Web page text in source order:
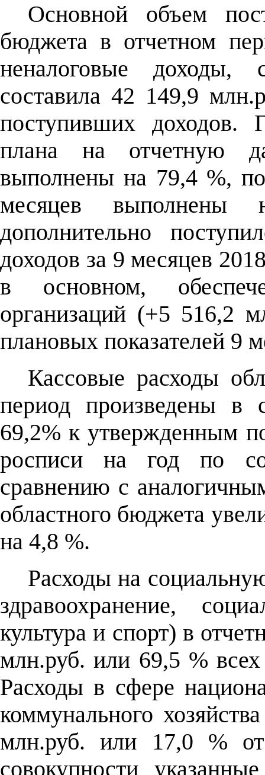
Основной объем
бюджета в отчетном
неналоговые доходы,
составила 42 149,9
поступивших доходов.
плана на отчетную
выполнены на 79,4 %,
месяцев выполнены
дополнительно
доходов за 9 месяцев
в основном,
организаций (+5 516,2
плановых показателей 9
Кассовые расходы
период произведены
69,2% к утвержденным
росписи на год по
сравнению с
областного бюджета
на 4,8 %.
Расходы на
здравоохранение,
культура и спорт) в
млн.руб. или 69,5 %
Расходы в сфере
коммунального
млн.руб. или 17,0 %
совокупности